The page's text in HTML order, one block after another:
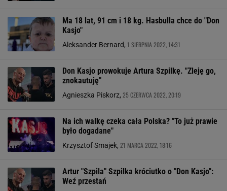
Ma 18 lat, 91 cm i 18 kg. Hasbulla chce do "Don
Kasjo"
Aleksander Bernard, 1 SIERPNIA 2022, 14:31
Don Kasjo prowokuje Artura Szpilkę. "Zleję go,
znokautuję"
Agnieszka Piskorz, 25 CZERWCA 2022, 20:19
Na ich walkę czeka cała Polska? "To już prawie
było dogadane"
Krzysztof Smajek, 21 MARCA 2022, 18:16
Artur "Szpila" Szpilka króciutko o "Don Kasjo":
Weź przestań